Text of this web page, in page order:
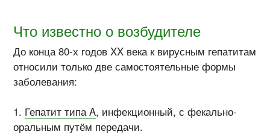
Что известно о возбудителе
До конца 80-х годов XX века к вирусным гепатитам
относили только две самостоятельные формы
заболевания:
Гепатит типа A, инфекционный, с фекально-
оральным путём передачи.